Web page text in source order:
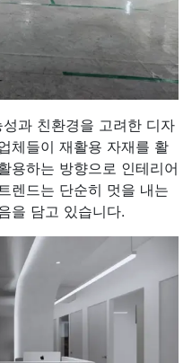
과 친환경을 고려한 디자
체들이 재활용 자재를 활
용하는 방향으로 인테리어
렌드는 단순히 멋을 내는
을 담고 있습니다.